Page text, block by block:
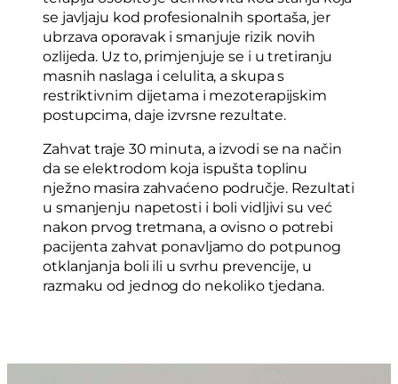
se javljaju kod profesionalnih sportaša, jer
ubrzava oporavak i smanjuje rizik novih
ozlijeda. Uz to, primjenjuje se i u tretiranju
masnih naslaga i celulita, a skupa s
restriktivnim dijetama i mezoterapijskim
postupcima, daje izvrsne rezultate.
Zahvat traje 30 minuta, a izvodi se na način
da se elektrodom koja ispušta toplinu
nježno masira zahvaćeno područje. Rezultati
u smanjenju napetosti i boli vidljivi su već
nakon prvog tretmana, a ovisno o potrebi
pacijenta zahvat ponavljamo do potpunog
otklanjanja boli ili u svrhu prevencije, u
razmaku od jednog do nekoliko tjedana.